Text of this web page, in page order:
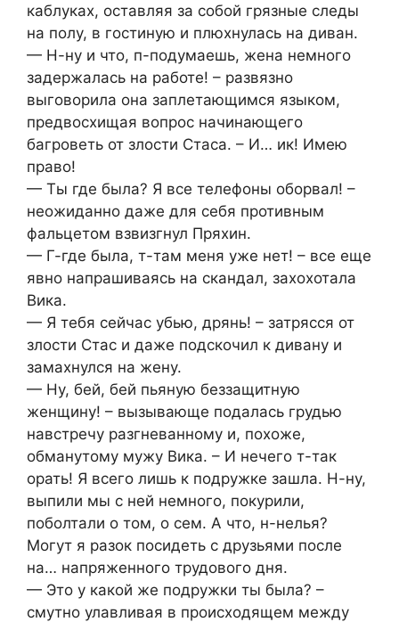
каблуках, оставляя за собой грязные следы
на полу, в гостиную и плюхнулась на диван.
— Н-ну и что, п-подумаешь, жена немного
задержалась на работе! – развязно
выговорила она заплетающимся языком,
предвосхищая вопрос начинающего
багроветь от злости Стаса. – И… ик! Имею
право!
— Ты где была? Я все телефоны оборвал! –
неожиданно даже для себя противным
фальцетом взвизгнул Пряхин.
— Г-где была, т-там меня уже нет! – все еще
явно напрашиваясь на скандал, захохотала
Вика.
— Я тебя сейчас убью, дрянь! – затрясся от
злости Стас и даже подскочил к дивану и
замахнулся на жену.
— Ну, бей, бей пьяную беззащитную
женщину! – вызывающе подалась грудью
навстречу разгневанному и, похоже,
обманутому мужу Вика. – И нечего т-так
орать! Я всего лишь к подружке зашла. Н-ну,
выпили мы с ней немного, покурили,
поболтали о том, о сем. А что, н-нелья?
Могут я разок посидеть с друзьями после
на… напряженного трудового дня.
— Это у какой же подружки ты была? –
смутно улавливая в происходящем между